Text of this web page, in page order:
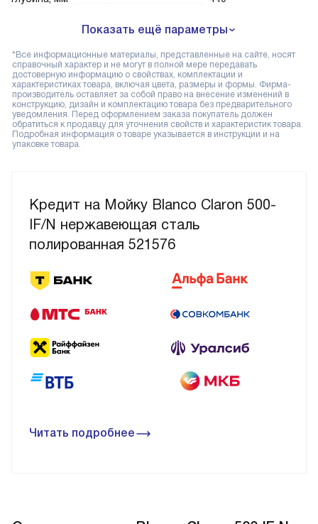
Кредит на Мойку Blanco Claron 500-
IF/N нержавеющая сталь
полированная 521576
Читать подробнее
Показать ещё параметры
*Все информационные материалы, представленные на сайте, носят
справочный характер и не могут в полной мере передавать
достоверную информацию о свойствах, комплектации и
характеристиках товара, включая цвета, размеры и формы. Фирма-
производитель оставляет за собой право на внесение изменений в
конструкцию, дизайн и комплектацию товара без предварительного
уведомления. Перед оформлением заказа покупатель должен
обратиться к продавцу для уточнения свойств и характеристик товара.
Подробная информация о товаре указывается в инструкции и на
упаковке товара.